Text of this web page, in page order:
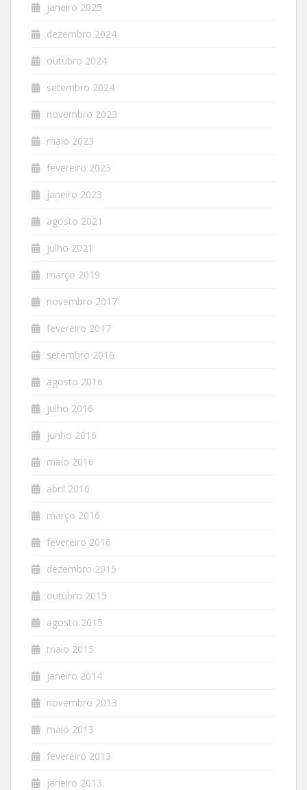
janeiro 2025
dezembro 2024
outubro 2024
setembro 2024
novembro 2023
maio 2023
fevereiro 2023
janeiro 2023
agosto 2021
julho 2021
março 2019
novembro 2017
fevereiro 2017
setembro 2016
agosto 2016
julho 2016
junho 2016
maio 2016
abril 2016
março 2016
fevereiro 2016
dezembro 2015
outubro 2015
agosto 2015
maio 2015
janeiro 2014
novembro 2013
maio 2013
fevereiro 2013
janeiro 2013